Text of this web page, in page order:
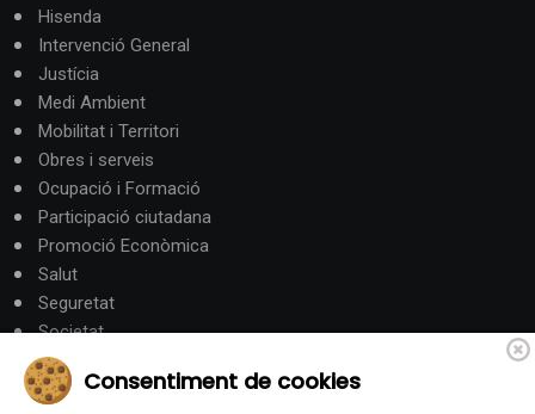
Hisenda
Intervenció General
Justícia
Medi Ambient
Mobilitat i Territori
Obres i serveis
Ocupació i Formació
Participació ciutadana
Promoció Econòmica
Salut
Seguretat
Societat
Turisme
Consentiment de cookies